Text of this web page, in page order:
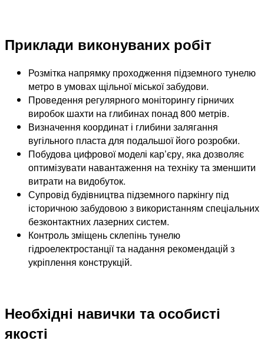
Приклади виконуваних робіт
Розмітка напрямку проходження підземного тунелю
метро в умовах щільної міської забудови.
Проведення регулярного моніторингу гірничих
виробок шахти на глибинах понад 800 метрів.
Визначення координат і глибини залягання
вугільного пласта для подальшої його розробки.
Побудова цифрової моделі кар’єру, яка дозволяє
оптимізувати навантаження на техніку та зменшити
витрати на видобуток.
Супровід будівництва підземного паркінгу під
історичною забудовою з використанням спеціальних
безконтактних лазерних систем.
Контроль зміщень склепінь тунелю
гідроелектростанції та надання рекомендацій з
укріплення конструкцій.
Необхідні навички та особисті
якості